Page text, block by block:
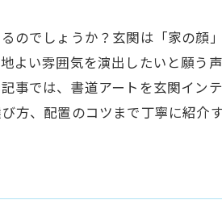
のでしょうか？玄関は「家の顔
い雰囲気を演出したいと願う
事では、書道アートを玄関イン
方、配置のコツまで丁寧に紹介